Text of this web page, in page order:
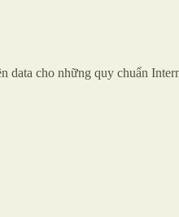
data cho những quy chuẩn